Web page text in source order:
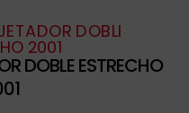
DOBLE ESTRECHO